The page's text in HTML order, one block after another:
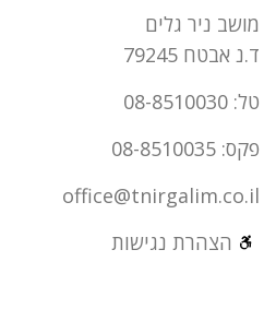
מושב ניר גלים
ד.נ אבטח 79245
טל: 08-8510030
פקס: 08-8510035
office@tnirgalim.co.il
הצהרת נגישות